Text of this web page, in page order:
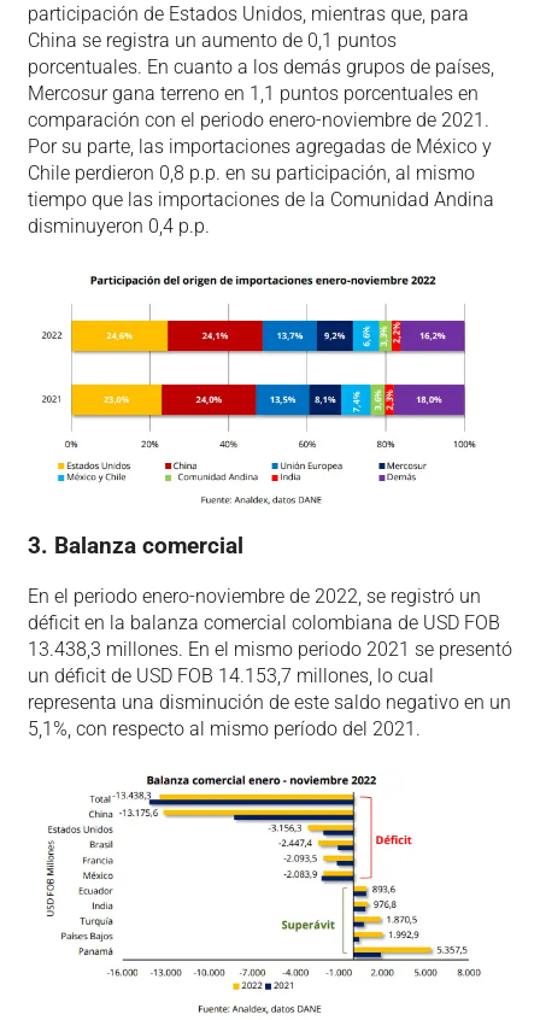
participación de Estados Unidos, mientras que, para
China se registra un aumento de 0,1 puntos
porcentuales. En cuanto a los demás grupos de países,
Mercosur gana terreno en 1,1 puntos porcentuales en
comparación con el periodo enero-noviembre de 2021.
Por su parte, las importaciones agregadas de México y
Chile perdieron 0,8 p.p. en su participación, al mismo
tiempo que las importaciones de la Comunidad Andina
disminuyeron 0,4 p.p.
3. Balanza comercial
En el periodo enero-noviembre de 2022, se registró un
déficit en la balanza comercial colombiana de USD FOB
13.438,3 millones. En el mismo periodo 2021 se presentó
un déficit de USD FOB 14.153,7 millones, lo cual
representa una disminución de este saldo negativo en un
5,1%, con respecto al mismo período del 2021.